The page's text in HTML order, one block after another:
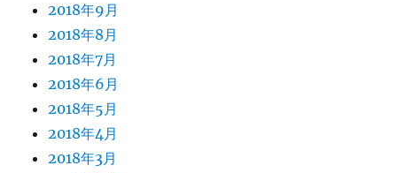
2018年9月
2018年8月
2018年7月
2018年6月
2018年5月
2018年4月
2018年3月